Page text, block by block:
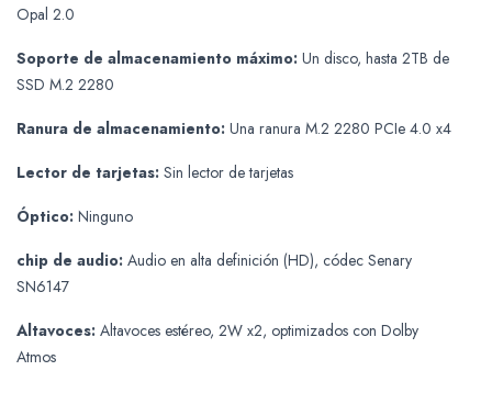
Opal 2.0
Soporte de almacenamiento máximo: Un disco, hasta 2TB de
SSD M.2 2280
Ranura de almacenamiento: Una ranura M.2 2280 PCIe 4.0 x4
Lector de tarjetas: Sin lector de tarjetas
Óptico: Ninguno
chip de audio: Audio en alta definición (HD), códec Senary
SN6147
Altavoces: Altavoces estéreo, 2W x2, optimizados con Dolby
Atmos